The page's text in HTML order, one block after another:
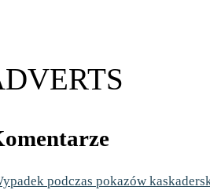
podczas pokazów